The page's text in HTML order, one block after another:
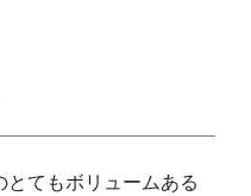
とてもボリュームある